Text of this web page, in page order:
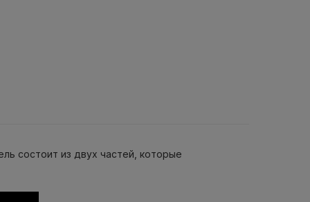
состоит из двух частей, которые